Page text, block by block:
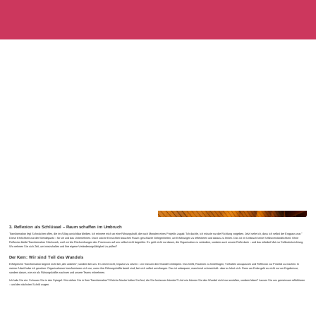
3. Reflexion als Schlüssel – Raum schaffen im Umbruch
Transformation legt Schwächen offen, die im Alltag unsichtbar bleiben. Ich erinnere mich an eine Führungskraft, die nach Monaten eines Projekts zugab: "Ich dachte, ich müsste nur die Richtung vorgeben. Jetzt sehe ich, dass ich selbst der Engpass war."
Diese Ehrlichkeit war der Wendepunkt – für sie und das Unternehmen. Doch solche Einsichten brauchen Raum: geschützte Gelegenheiten, um Erfahrungen zu reflektieren und daraus zu lernen. Das ist im Umbruch keine Selbstverständlichkeit. Ohne
Reflexion bleibt Transformation Stückwerk, weil wir die Rückwirkungen des Prozesses auf uns selbst nicht begreifen. Es geht nicht nur darum, die Organisation zu verändern, sondern auch unsere Rolle darin – und das erfordert Mut zur Selbstentwicklung.
Wo nehmen Sie sich Zeit, um innezuhalten und Ihre eigene Veränderungsfähigkeit zu prüfen?
Der Kern: Wir sind Teil des Wandels
Erfolgreiche Transformation beginnt nicht bei „den anderen", sondern bei uns. Es reicht nicht, Impulse zu setzen – wir müssen den Wandel verkörpern. Das heißt, Routinen zu hinterfragen, Verhalten anzupassen und Reflexion zur Priorität zu machen. In
meiner Arbeit habe ich gesehen: Organisationen transformieren sich nur, wenn ihre Führungskräfte bereit sind, bei sich selbst anzufangen. Das ist unbequem, manchmal schmerzhaft– aber es lohnt sich. Denn am Ende geht es nicht nur um Ergebnisse,
sondern darum, wie wir als Führungskräfte wachsen und unsere Teams mitnehmen.
Ich lade Sie ein: Schauen Sie in den Spiegel. Wo stehen Sie in Ihrer Transformation? Welche Muster halten Sie fest, die Sie loslassen könnten? Und wie können Sie den Wandel nicht nur anstoßen, sondern leben? Lassen Sie uns gemeinsam reflektieren
– und den nächsten Schritt wagen.